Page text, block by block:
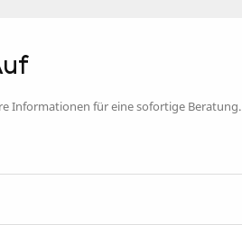
Informationen für eine sofortige Beratung.